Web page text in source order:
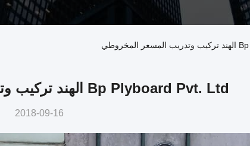
Bp Plyboard Pvt. Ltd الهند تركيب وتدريب المسعر المخروطي
2018-09-16